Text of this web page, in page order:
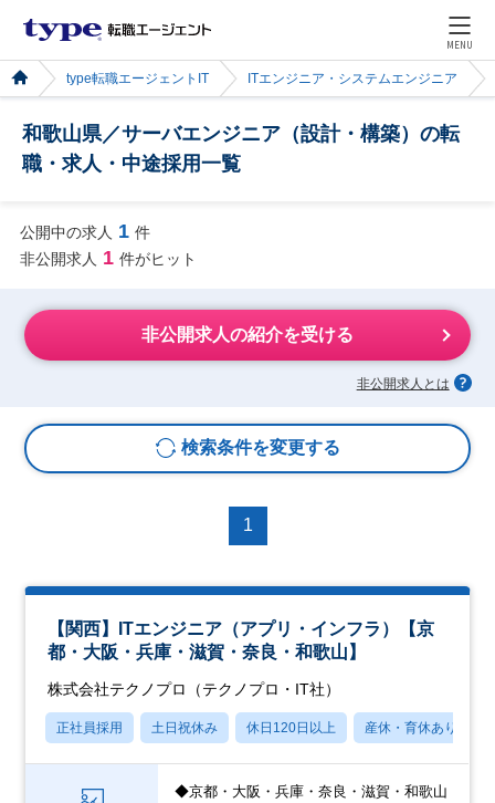
MENU
type転職エージェントIT ITエンジニア・システムエンジニア
和歌山県／サーバエンジニア（設計・構築）の転
職・求人・中途採用一覧
公開中の求人 1 件
非公開求人 1 件がヒット
非公開求人の紹介を受ける
非公開求人とは
検索条件を変更する
1
【関西】ITエンジニア（アプリ・インフラ）【京
都・大阪・兵庫・滋賀・奈良・和歌山】
株式会社テクノプロ（テクノプロ・IT社）
正社員採用 土日祝休み 休日120日以上 産休・育休あり
◆京都・大阪・兵庫・奈良・滋賀・和歌山